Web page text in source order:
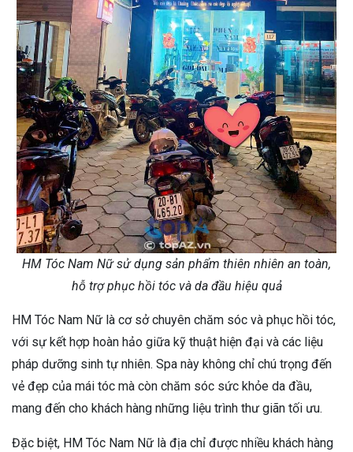
HM Tóc Nam Nữ sử dụng sản phẩm thiên nhiên an toàn,
hỗ trợ phục hồi tóc và da đầu hiệu quả
HM Tóc Nam Nữ là cơ sở chuyên chăm sóc và phục hồi tóc,
với sự kết hợp hoàn hảo giữa kỹ thuật hiện đại và các liệu
pháp dưỡng sinh tự nhiên. Spa này không chỉ chú trọng đến
vẻ đẹp của mái tóc mà còn chăm sóc sức khỏe da đầu,
mang đến cho khách hàng những liệu trình thư giãn tối ưu.
Đặc biệt, HM Tóc Nam Nữ là địa chỉ được nhiều khách hàng